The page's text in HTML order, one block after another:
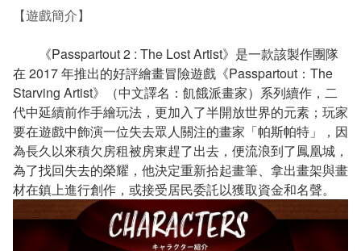
【遊戲簡介】
《Passpartout 2 : The Lost Artist》是一款該製作團隊
在 2017 年推出的好評繪畫冒險遊戲《Passpartout：The
Starving Artist》（中文譯名：飢餓派畫家）系列續作，二
代中延續前作手繪玩法，更加入了半開放世界的元素；玩家
要在遊戲中飾演一位失去眾人關注的畫家「帕斯帕特」，因
為長久以來積欠房租被房東趕了出去，便流浪到了鳳凰城，
為了找回失去的榮耀，他決定重新拾起畫筆、拿出畫架與畫
材在鎮上進行創作，或接受居民委託以獲取資金和名聲。